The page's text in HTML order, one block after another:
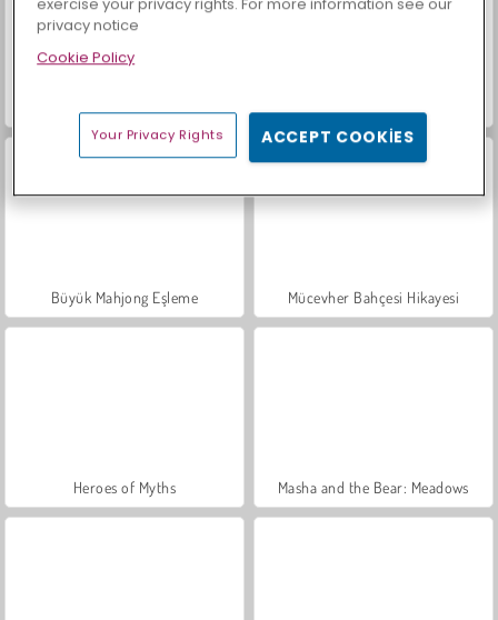
Büyük Mahjong Eşleme Mücevher Bahçesi Hikayesi
Heroes of Myths Masha and the Bear: Meadows
privacy notice
Cookie Policy
Your Privacy Rights ACCEPT COOKIES